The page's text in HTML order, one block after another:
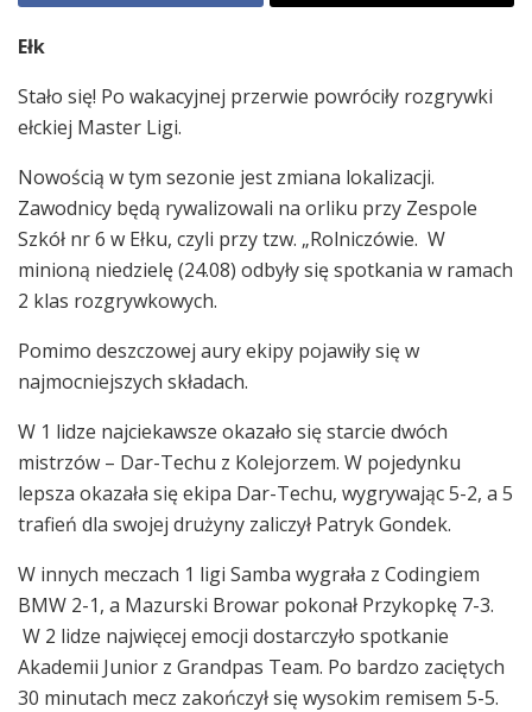
Ełk
Stało się! Po wakacyjnej przerwie powróciły rozgrywki
ełckiej Master Ligi.
Nowością w tym sezonie jest zmiana lokalizacji.
Zawodnicy będą rywalizowali na orliku przy Zespole
Szkół nr 6 w Ełku, czyli przy tzw. „Rolniczówie. W
minioną niedzielę (24.08) odbyły się spotkania w ramach
2 klas rozgrywkowych.
Pomimo deszczowej aury ekipy pojawiły się w
najmocniejszych składach.
W 1 lidze najciekawsze okazało się starcie dwóch
mistrzów – Dar-Techu z Kolejorzem. W pojedynku
lepsza okazała się ekipa Dar-Techu, wygrywając 5-2, a 5
trafień dla swojej drużyny zaliczył Patryk Gondek.
W innych meczach 1 ligi Samba wygrała z Codingiem
BMW 2-1, a Mazurski Browar pokonał Przykopkę 7-3.
W 2 lidze najwięcej emocji dostarczyło spotkanie
Akademii Junior z Grandpas Team. Po bardzo zaciętych
30 minutach mecz zakończył się wysokim remisem 5-5.